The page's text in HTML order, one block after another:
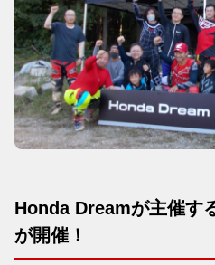
Honda Dreamが主催す
が開催！